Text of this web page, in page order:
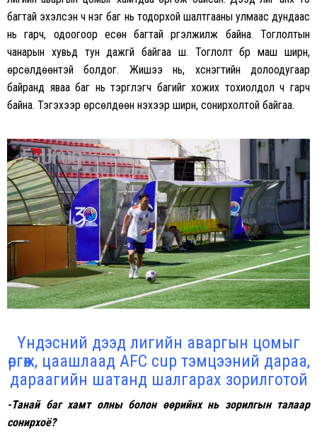
багтай эхэлсэн ч нэг баг нь тодорхой шалтгааны улмаас дундаас
нь гарч, одоогоор есөн багтай үргэлжилж байна. Тоглолтын
чанарын хувьд тун дажгүй байгаа шүү. Тоглолт бүр маш ширүүн,
өрсөлдөөнтэй болдог. Жишээ нь, хүснэгтийн долоодугаар
байранд яваа баг нь тэргүүлэгч багийг хожих тохиолдол ч гарч
байна. Тэгэхээр өрсөлдөөн үнэхээр ширүүн, сонирхолтой байгаа.
Үндэсний дээд лигийн аваргын цомыг
өргөж, цаашлаад AFC cup тэмцээний дараа,
дараагийн шатанд шалгарах зорилготой
-Танай баг хамт олны болон өөрийнх нь зорилгын талаар
сонирхоё?